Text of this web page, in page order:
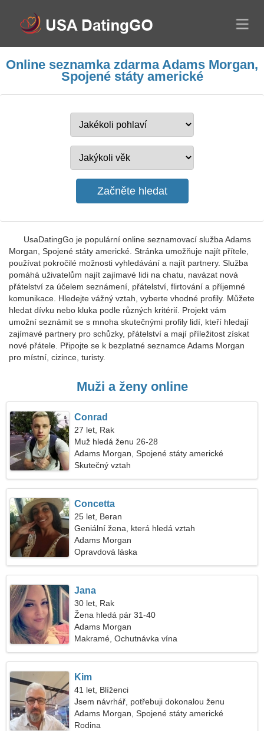
Online seznamka zdarma Adams Morgan,
Spojené státy americké
UsaDatingGo je populární online seznamovací služba Adams
Morgan, Spojené státy americké. Stránka umožňuje najít přítele,
používat pokročilé možnosti vyhledávání a najít partnery. Služba
pomáhá uživatelům najít zajímavé lidi na chatu, navázat nová
přátelství za účelem seznámení, přátelství, flirtování a příjemné
komunikace. Hledejte vážný vztah, vyberte vhodné profily. Můžete
hledat dívku nebo kluka podle různých kritérií. Projekt vám
umožní seznámit se s mnoha skutečnými profily lidí, kteří hledají
zajímavé partnery pro schůzky, přátelství a mají příležitost získat
nové přátele. Připojte se k bezplatné seznamce Adams Morgan
pro místní, cizince, turisty.
Muži a ženy online
Conrad
27 let, Rak
Muž hledá ženu 26-28
Adams Morgan, Spojené státy americké
Skutečný vztah
Concetta
25 let, Beran
Geniální žena, která hledá vztah
Adams Morgan
Opravdová láska
Jana
30 let, Rak
Žena hledá pár 31-40
Adams Morgan
Makramé, Ochutnávka vína
Kim
41 let, Blíženci
Jsem návrhář, potřebuji dokonalou ženu
Adams Morgan, Spojené státy americké
Rodina